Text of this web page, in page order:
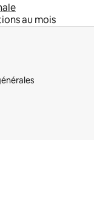
au mois